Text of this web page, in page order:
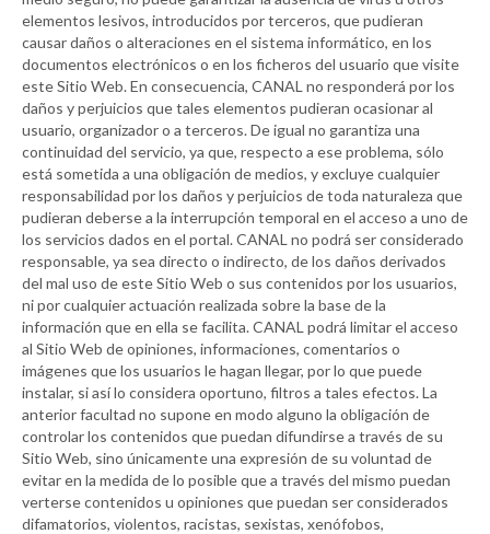
elementos lesivos, introducidos por terceros, que pudieran
causar daños o alteraciones en el sistema informático, en los
documentos electrónicos o en los ficheros del usuario que visite
este Sitio Web. En consecuencia, CANAL no responderá por los
daños y perjuicios que tales elementos pudieran ocasionar al
usuario, organizador o a terceros. De igual no garantiza una
continuidad del servicio, ya que, respecto a ese problema, sólo
está sometida a una obligación de medios, y excluye cualquier
responsabilidad por los daños y perjuicios de toda naturaleza que
pudieran deberse a la interrupción temporal en el acceso a uno de
los servicios dados en el portal.CANAL no podrá ser considerado
responsable, ya sea directo o indirecto, de los daños derivados
del mal uso de este Sitio Web o sus contenidos por los usuarios,
ni por cualquier actuación realizada sobre la base de la
información que en ella se facilita.CANAL podrá limitar el acceso
al Sitio Web de opiniones, informaciones, comentarios o
imágenes que los usuarios le hagan llegar, por lo que puede
instalar, si así lo considera oportuno, filtros a tales efectos. La
anterior facultad no supone en modo alguno la obligación de
controlar los contenidos que puedan difundirse a través de su
Sitio Web, sino únicamente una expresión de su voluntad de
evitar en la medida de lo posible que a través del mismo puedan
verterse contenidos u opiniones que puedan ser considerados
difamatorios, violentos, racistas, sexistas, xenófobos,